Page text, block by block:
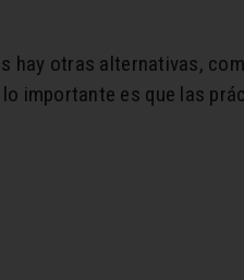
hay otras alternativas,
importante es que las